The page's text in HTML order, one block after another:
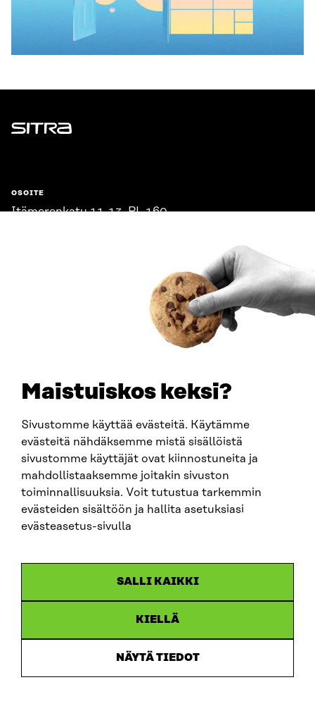
Maistuiskos keksi?
Sivustomme käyttää evästeitä. Käytämme
evästeitä nähdäksemme mistä sisällöistä
sivustomme käyttäjät ovat kiinnostuneita ja
mahdollistaaksemme joitakin sivuston
toiminnallisuuksia. Voit tutustua tarkemmin
evästeiden sisältöön ja hallita asetuksiasi
evästeasetus-sivulla
SALLI KAIKKI
KIELLÄ
NÄYTÄ TIEDOT
Sitra
OSOITE
Itämerenkatu 11-13, PL 160,
SITRA SOSIAALISESSA MEDIASSA
LinkedIn
Instagram
YouTube
Saavutettavuusseloste
Asiakirjajulkisuus